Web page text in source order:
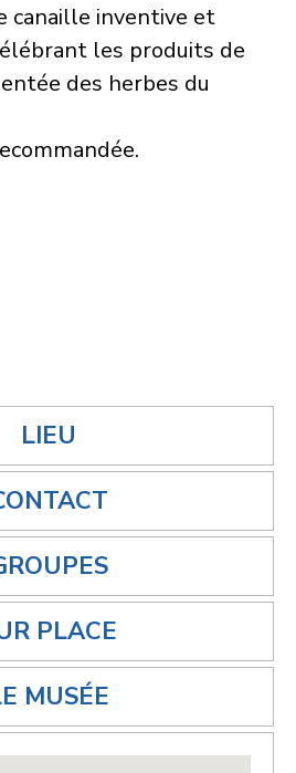
canaille inventive et
les produits de
des herbes du
LIEU
PLACE
MUSÉE